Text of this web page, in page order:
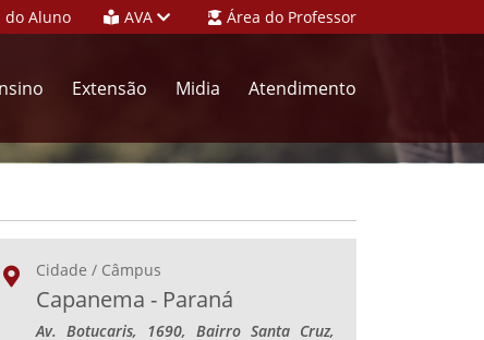
do Aluno AVA Área do Professor
Extensão Midia Atendimento
Cidade / Câmpus
Capanema - Paraná
Av. Botucaris, 1690, Bairro Santa Cruz,